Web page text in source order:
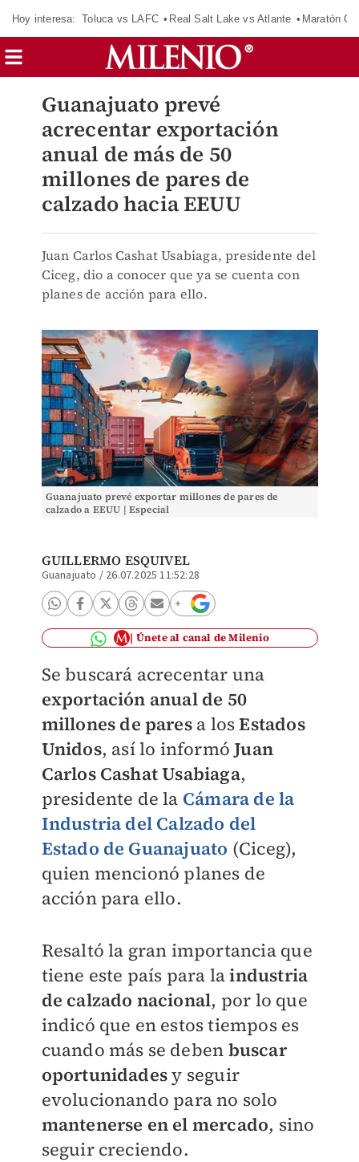
Hoy interesa: Toluca vs LAFC Real Salt Lake vs Atlante Maratón
Guanajuato prevé
acrecentar exportación
anual de más de 50
millones de pares de
calzado hacia EEUU
Juan Carlos Cashat Usabiaga, presidente del
Ciceg, dio a conocer que ya se cuenta con
planes de acción para ello.
Guanajuato prevé exportar millones de pares de
calzado a EEUU | Especial
GUILLERMO ESQUIVEL
Guanajuato / 26.07.2025 11:52:28
Únete al canal de Milenio
Se buscará acrecentar una
exportación anual de 50
millones de paresa losEstados
Unidos, así lo informóJuan
Carlos Cashat Usabiaga,
presidente de la Cámara de la
Industria del Calzado del
Estado de Guanajuato (Ciceg),
quien mencionó planes de
acción para ello.
Resaltó la gran importancia que
tiene este país para laindustria
de calzado nacional, por lo que
indicó que en estos tiempos es
cuando más se deben buscar
oportunidadesy seguir
evolucionando para no solo
mantenerse en el mercado, sino
seguir creciendo.